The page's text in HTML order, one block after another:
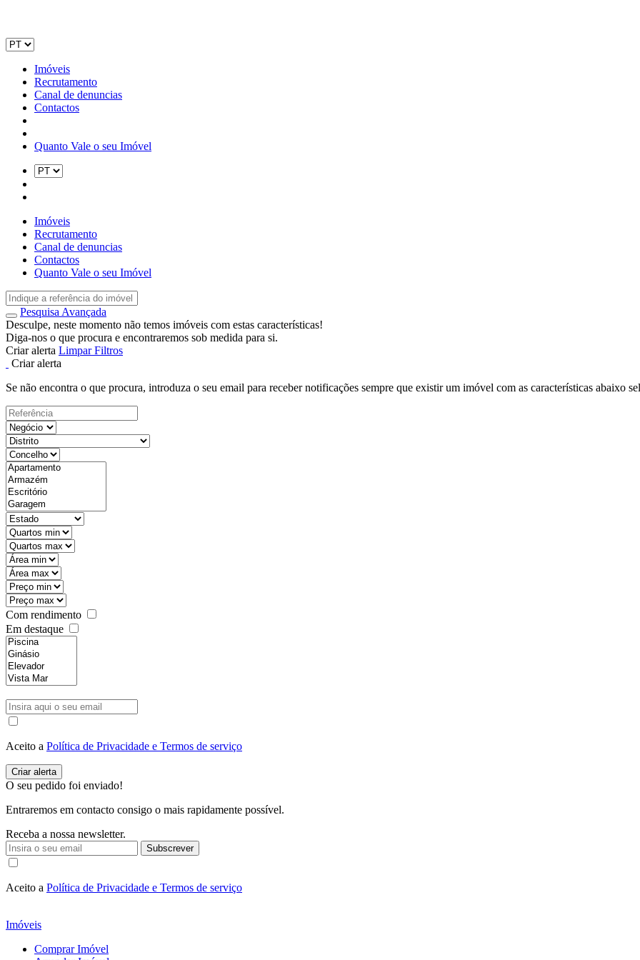
Imóveis
Recrutamento
Canal de denuncias
Contactos
Quanto Vale o seu Imóvel
Imóveis
Recrutamento
Canal de denuncias
Contactos
Quanto Vale o seu Imóvel
Pesquisa Avançada
Desculpe, neste momento não temos imóveis com estas características!
Diga-nos o que procura e encontraremos sob medida para si.
Criar alerta Limpar Filtros
Criar alerta
Se não encontra o que procura, introduza o seu email para receber notificações sempre que existir um imóvel com as características abaixo
Com rendimento
Em destaque
Aceito a Política de Privacidade e Termos de serviço
O seu pedido foi enviado!
Entraremos em contacto consigo o mais rapidamente possível.
Receba a nossa newsletter.
Subscrever
Aceito a Política de Privacidade e Termos de serviço
Imóveis
Comprar Imóvel